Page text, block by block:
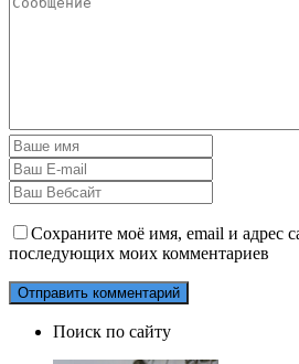
Сохраните моё имя, email и адрес
последующих моих комментариев
Поиск по сайту